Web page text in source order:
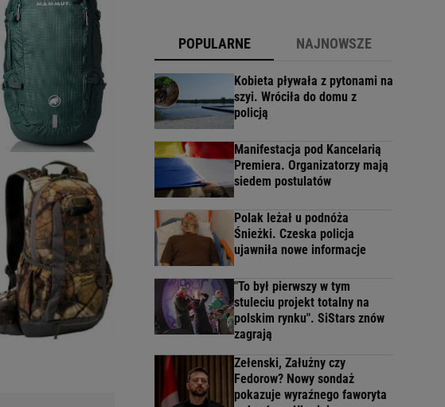
POPULARNE NAJNOWSZE
Kobieta pływała z pytonami na
szyi. Wróciła do domu z
policją
Manifestacja pod Kancelarią
Premiera. Organizatorzy mają
siedem postulatów
Polak leżał u podnóża
Śnieżki. Czeska policja
ujawniła nowe informacje
"To był pierwszy w tym
stuleciu projekt totalny na
polskim rynku". SiStars znów
zagrają
Zełenski, Załużny czy
Fedorow? Nowy sondaż
pokazuje wyraźnego faworyta